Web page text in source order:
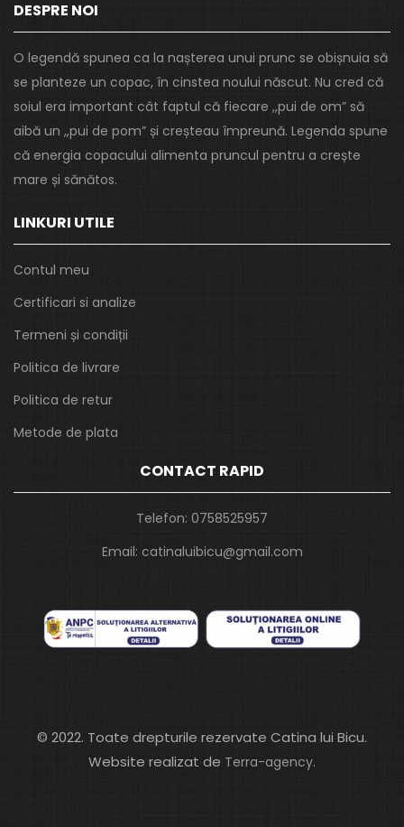
DESPRE NOI
O legendă spunea ca la nașterea unui prunc se obișnuia să
se planteze un copac, în cinstea noului născut. Nu cred că
soiul era important cât faptul că fiecare ,,pui de om” să
aibă un ,,pui de pom” și creșteau împreună. Legenda spune
că energia copacului alimenta pruncul pentru a crește
mare și sănătos.
LINKURI UTILE
Contul meu
Certificari si analize
Termeni și condiții
Politica de livrare
Politica de retur
Metode de plata
CONTACT RAPID
Telefon: 0758525957
Email: catinaluibicu@gmail.com
© 2022. Toate drepturile rezervate Catina lui Bicu.
Website realizat de Terra-agency.